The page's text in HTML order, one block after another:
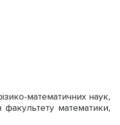
математичних наук,
математики,